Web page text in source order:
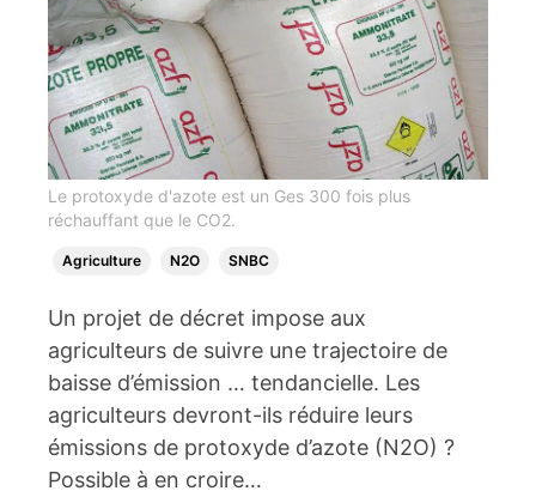
Le protoxyde d'azote est un Ges 300 fois plus
réchauffant que le CO2.
Agriculture N2O SNBC
Un projet de décret impose aux
agriculteurs de suivre une trajectoire de
baisse d’émission … tendancielle. Les
agriculteurs devront-ils réduire leurs
émissions de protoxyde d’azote (N2O) ?
Possible à en croire…